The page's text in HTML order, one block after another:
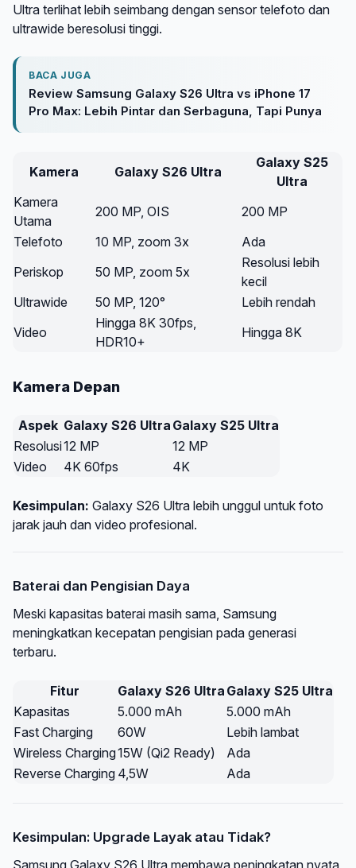
Ultra terlihat lebih seimbang dengan sensor telefoto dan
ultrawide beresolusi tinggi.
BACA JUGA
Review Samsung Galaxy S26 Ultra vs iPhone 17
Pro Max: Lebih Pintar dan Serbaguna, Tapi Punya
Kamera Galaxy S26 Ultra
Galaxy S25
Ultra
Kamera
Utama
200 MP, OIS
200 MP
Telefoto
10 MP, zoom 3x
Ada
Periskop
50 MP, zoom 5x
Resolusi lebih
kecil
Ultrawide
50 MP, 120°
Lebih rendah
Video
Hingga 8K 30fps,
HDR10+
Hingga 8K
Kamera Depan
Aspek Galaxy S26 Ultra Galaxy S25 Ultra
Resolusi12 MP
12 MP
Video
4K 60fps 4K
Kesimpulan: Galaxy S26 Ultra lebih unggul untuk foto
jarak jauh dan video profesional.
Baterai dan Pengisian Daya
Meski kapasitas baterai masih sama, Samsung
meningkatkan kecepatan pengisian pada generasi
terbaru.
Fitur Galaxy S26 Ultra Galaxy S25 Ultra
Kapasitas
5.000 mAh
5.000 mAh
Fast Charging
60W
Lebih lambat
Wireless Charging15W (Qi2 Ready)
Ada
Reverse Charging 4,5W Ada
Kesimpulan: Upgrade Layak atau Tidak?
Samsung Galaxy S26 Ultra membawa peningkatan nyata